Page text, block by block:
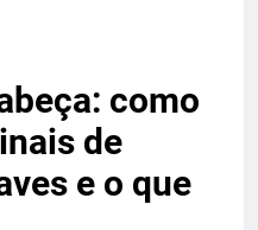
como
de
e o que